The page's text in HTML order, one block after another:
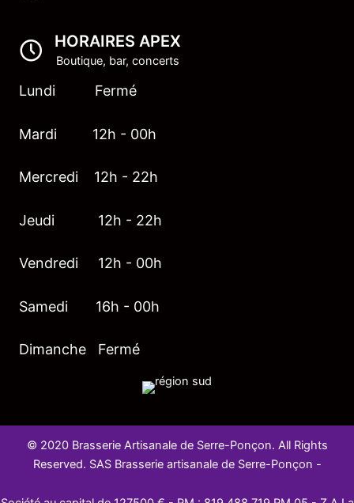
HORAIRES APEX
Boutique, bar, concerts
Lundi Fermé
Mardi 12h - 00h
Mercredi 12h - 22h
Jeudi 12h - 22h
Vendredi 12h - 00h
Samedi 16h - 00h
Dimanche Fermé
© 2020 Brasserie Artisanale de Serre-Ponçon. All Rights
Reserved. SAS Brasserie artisanale de Serre-Ponçon -